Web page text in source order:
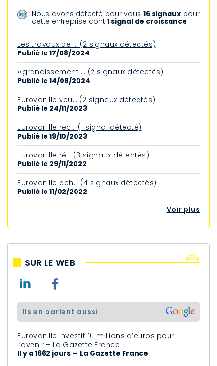
Nous avons détecté pour vous 16 signaux pour
cette entreprise dont1 signal de croissance
Les travaux de … (2 signaux détectés)
Publié le 17/08/2024
Agrandissement … (2 signaux détectés)
Publié le 14/08/2024
Eurovanille veu… (2 signaux détectés)
Publié le 24/11/2023
Eurovanille rec… (1 signal détecté)
Publié le 19/10/2023
Eurovanille ré… (3 signaux détectés)
Publié le 29/11/2022
Eurovanille ach… (4 signaux détectés)
Publié le 11/02/2022
Voir plus
SUR LE WEB
ils en parlent aussi
Eurovanille investit 10 millions d’euros pour
l’avenir – La Gazette France
Il y a 1662 jours – La Gazette France